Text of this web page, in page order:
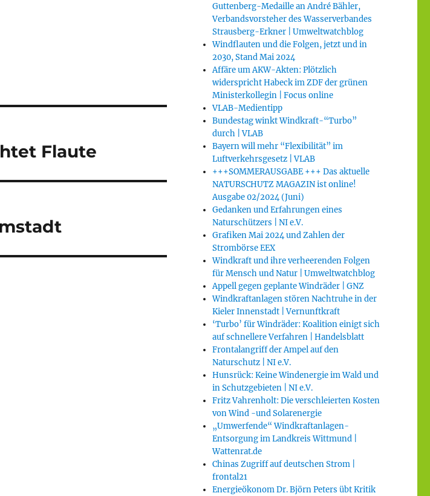
Flaute
Guttenberg-Medaille an André Bähler,
Verbandsvorsteher des Wasserverbandes
Strausberg-Erkner | Umweltwatchblog
Windflauten und die Folgen, jetzt und in
2030, Stand Mai 2024
Affäre um AKW-Akten: Plötzlich
widerspricht Habeck im ZDF der grünen
Ministerkollegin | Focus online
VLAB-Medientipp
Bundestag winkt Windkraft-“Turbo”
durch | VLAB
Bayern will mehr “Flexibilität” im
Luftverkehrsgesetz | VLAB
+++SOMMERAUSGABE +++ Das aktuelle
NATURSCHUTZ MAGAZIN ist online!
Ausgabe 02/2024 (Juni)
Gedanken und Erfahrungen eines
Naturschützers | NI e.V.
Grafiken Mai 2024 und Zahlen der
Strombörse EEX
Windkraft und ihre verheerenden Folgen
für Mensch und Natur | Umweltwatchblog
Appell gegen geplante Windräder | GNZ
Windkraftanlagen stören Nachtruhe in der
Kieler Innenstadt | Vernunftkraft
‘Turbo’ für Windräder: Koalition einigt sich
auf schnellere Verfahren | Handelsblatt
Frontalangriff der Ampel auf den
Naturschutz | NI e.V.
Hunsrück: Keine Windenergie im Wald und
in Schutzgebieten | NI e.V.
Fritz Vahrenholt: Die verschleierten Kosten
von Wind -und Solarenergie
„Umwerfende“ Windkraftanlagen-
Entsorgung im Landkreis Wittmund |
Wattenrat.de
Chinas Zugriff auf deutschen Strom |
frontal21
Energieökonom Dr. Björn Peters übt Kritik